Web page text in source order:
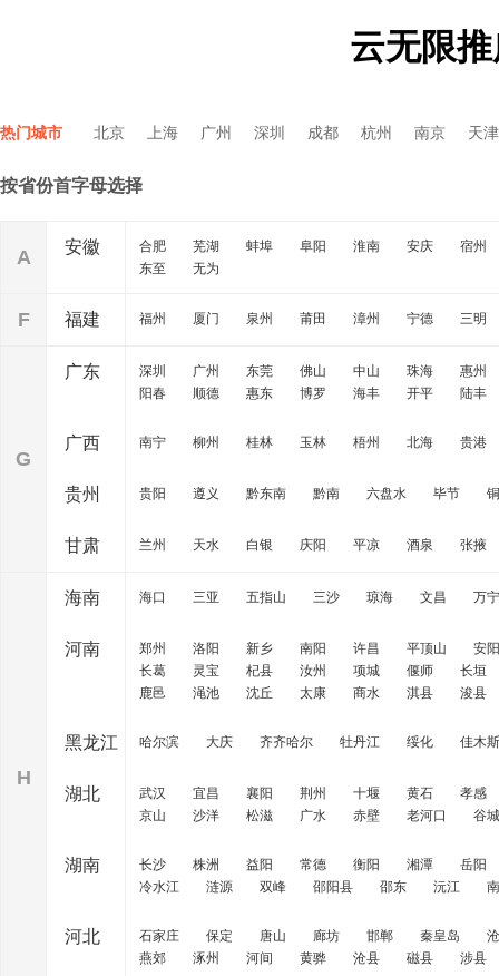
云无限
热门城市 北京 上海 广州 深圳 成都 杭州 南京 天津
按省份首字母选择
A 安徽 合肥 芜湖 蚌埠 阜阳 淮南 安庆
宿州
东至
无为
F 福建 福州 厦门 泉州 莆田 漳州 宁德 三明
G
广东 深圳 广州 东莞 佛山 中山 珠海
惠州
阳春
顺德 惠东 博罗 海丰 开平 陆丰
广西 南宁 柳州 桂林 玉林 梧州 北海 贵港
贵州 贵阳 遵义 黔东南 黔南 六盘水 毕节
甘肃 兰州 天水 白银 庆阳 平凉 酒泉 张掖
H
海南 海口 三亚 五指山 三沙 琼海 文昌 万宁
河南 郑州 洛阳 新乡 南阳 许昌 平顶山
安阳
长葛
灵宝 杞县 汝州 项城 偃师
长垣
鹿邑
渑池 沈丘 太康 商水 淇县 浚县
黑龙江 哈尔滨 大庆 齐齐哈尔 牡丹江 绥化 佳木斯
湖北 武汉 宜昌 襄阳 荆州 十堰 黄石
孝感
京山
沙洋 松滋 广水 赤壁 老河口 谷城
湖南 长沙 株洲 益阳 常德 衡阳 湘潭
岳阳
冷水江
涟源 双峰 邵阳县 邵东 沅江
河北 石家庄 保定 唐山 廊坊 邯郸 秦皇岛
燕郊
涿州 河间 黄骅 沧县 磁县 涉县